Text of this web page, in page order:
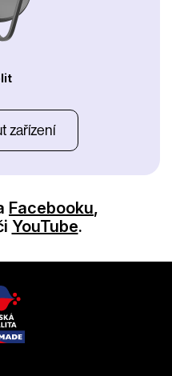
zařízení
Facebooku,
YouTube.